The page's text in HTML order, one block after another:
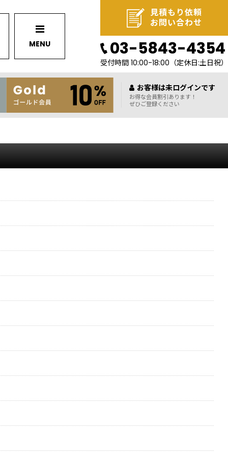
MENU
見積もり依頼
お問い合わせ
03-5843-4354
受付時間 10:00-18:00 （定休日:土日祝）
お客様は未ログインです
お得な会員割引あります！
ぜひご登録ください